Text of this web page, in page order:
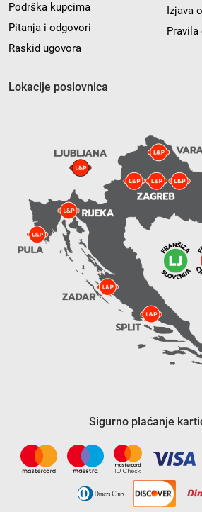
Podrška kupcima
Pitanja i odgovori
Raskid ugovora
Izjava
Lokacije poslovnica
Sigurno plaćanje